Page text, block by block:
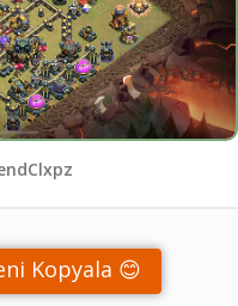
Kopyala 😊